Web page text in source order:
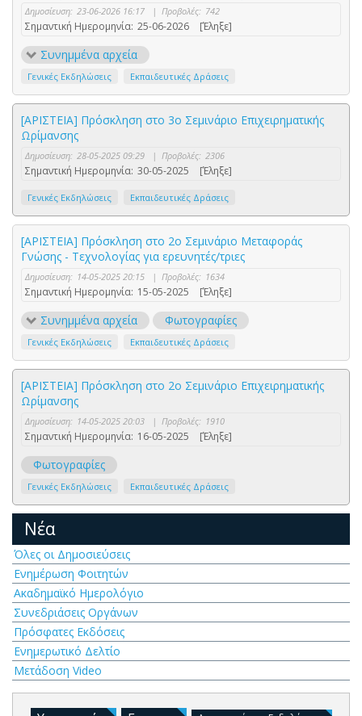
Δημοσίευση: 23-06-2026 16:17 | Προβολές: 742
Σημαντική Ημερομηνία: 25-06-2026 [Έληξε]
Συνημμένα αρχεία
Γενικές Εκδηλώσεις Εκπαιδευτικές Δράσεις
[ΑΡΙΣΤΕΙΑ] Πρόσκληση στο 3o Σεμινάριο Επιχειρηματικής
Ωρίμανσης
Δημοσίευση: 28-05-2025 09:29 | Προβολές: 2306
Σημαντική Ημερομηνία: 30-05-2025 [Έληξε]
Γενικές Εκδηλώσεις Εκπαιδευτικές Δράσεις
[ΑΡΙΣΤΕΙΑ] Πρόσκληση στο 2o Σεμινάριο Μεταφοράς
Γνώσης - Τεχνολογίας για ερευνητές/τριες
Δημοσίευση: 14-05-2025 20:15 | Προβολές: 1634
Σημαντική Ημερομηνία: 15-05-2025 [Έληξε]
Συνημμένα αρχεία Φωτογραφίες
Γενικές Εκδηλώσεις Εκπαιδευτικές Δράσεις
[ΑΡΙΣΤΕΙΑ] Πρόσκληση στο 2o Σεμινάριο Επιχειρηματικής
Ωρίμανσης
Δημοσίευση: 14-05-2025 20:03 | Προβολές: 1910
Σημαντική Ημερομηνία: 16-05-2025 [Έληξε]
Φωτογραφίες
Γενικές Εκδηλώσεις Εκπαιδευτικές Δράσεις
Νέα
Όλες οι Δημοσιεύσεις
Ενημέρωση Φοιτητών
Ακαδημαϊκό Ημερολόγιο
Συνεδριάσεις Οργάνων
Πρόσφατες Εκδόσεις
Ενημερωτικό Δελτίο
Μετάδοση Video